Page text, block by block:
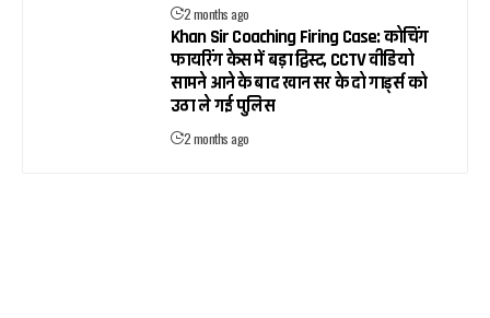
2 months ago
Khan Sir Coaching Firing Case: कोचिंग
फायरिंग केस में बड़ा ट्विस्ट, CCTV वीडियो
सामने आने के बाद खान सर के दो गार्ड्स को
उठा ले गई पुलिस
2 months ago